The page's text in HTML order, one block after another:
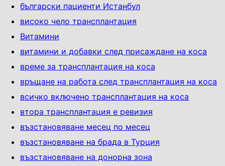
български пациенти Истанбул
високо чело трансплантация
Витамини
витамини и добавки след присаждане на коса
време за трансплантация на коса
връщане на работа след трансплантация на коса
всичко включено трансплантация на коса
втора трансплантация е ревизия
възстановяване месец по месец
възстановяване на брада в Турция
възстановяване на донорна зона